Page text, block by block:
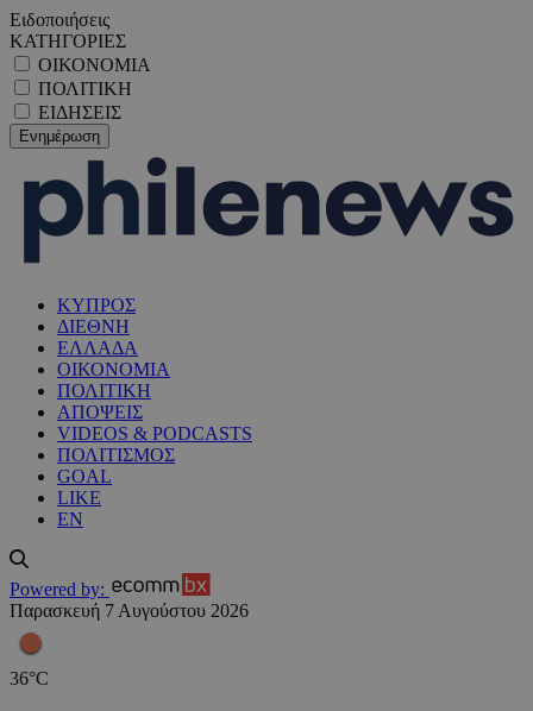
Ειδοποιήσεις
ΚΑΤΗΓΟΡΙΕΣ
ΟΙΚΟΝΟΜΙΑ
ΠΟΛΙΤΙΚΗ
ΕΙΔΗΣΕΙΣ
ΚΥΠΡΟΣ
ΔΙΕΘΝΗ
ΕΛΛΑΔΑ
ΟΙΚΟΝΟΜΙΑ
ΠΟΛΙΤΙΚΗ
ΑΠΟΨΕΙΣ
VIDEOS & PODCASTS
ΠΟΛΙΤΙΣΜΟΣ
GOAL
LIKE
EN
Powered by:
Παρασκευή 7 Αυγούστου 2026
36°C